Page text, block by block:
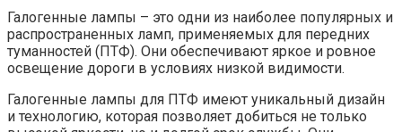
Галогенные лампы – это одни из наиболее популярных и
распространенных ламп, применяемых для передних
туманностей (ПТФ). Они обеспечивают яркое и ровное
освещение дороги в условиях низкой видимости.
Галогенные лампы для ПТФ имеют уникальный дизайн
и технологию, которая позволяет добиться не только